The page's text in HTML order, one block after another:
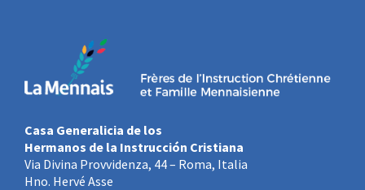
Casa Generalicia de los
Hermanos de la Instrucción Cristiana
Via Divina Provvidenza, 44 – Roma, Italia
Hno. Hervé Asse